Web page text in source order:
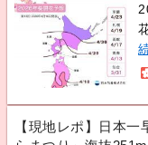
【現地レポ】日本